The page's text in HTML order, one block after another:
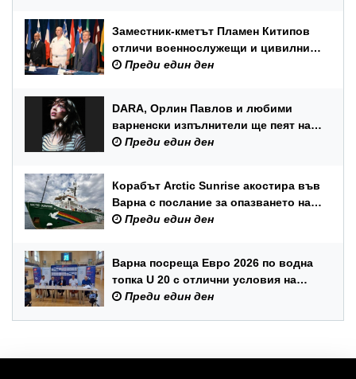
Заместник-кметът Пламен Китипов
отличи военнослужещи и цивилни
служители по повод Празника на
Преди един ден
DARA, Орлин Павлов и любими
варненски изпълнители ще пеят на
празника на Варна
Преди един ден
Корабът Arctic Sunrise акостира във
Варна с послание за опазването на
Черно море
Преди един ден
Варна посреща Евро 2026 по водна
топка U 20 с отлични условия на
състезателните басейни
Преди един ден